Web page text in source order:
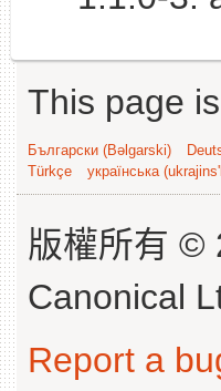
This page
Български (Bəlgarski)
Türkçe
українська
版權所有 ©
Canonical
Report a